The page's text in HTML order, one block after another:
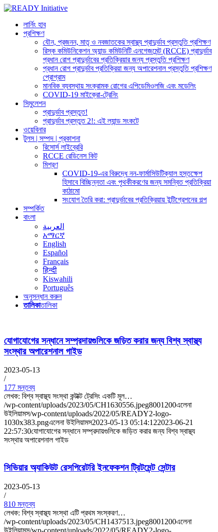
লার্নিং হাব
প্রশিক্ষণ
যৌন, প্রজনন, মাতৃ ও নবজাতকের স্বাস্থ্য প্রাদুর্ভাব প্রস্তুতি প্রশিক্ষণ
রিস্ক কমিউনিকেশন অ্যান্ড কমিউনিটি এনগেজমেন্ট (RCCE) প্রাদুর্ভাব
প্রধান রোগ প্রাদুর্ভাবের প্রতিক্রিয়ার জন্য প্রস্তুতি প্রশিক্ষণ
প্রধান রোগ প্রাদুর্ভাব প্রতিক্রিয়া জন্য অপারেশনাল প্রস্তুতি প্রশিক্ষণ
প্রোগ্রাম
মানবিক ব্যবস্থায় সংক্রামক রোগের এপিডেমিওলজি এবং মডেলিং
COVID-19 মাইক্রো-ট্রেনিং
সিমুলেশন
প্রাদুর্ভাব প্রস্তুত!
প্রাদুর্ভাব প্রস্তুত 2!: এই ল্যান্ড সংকটে
ওয়েবিনার
টুলস | সম্পদ | প্রকাশনা
রিসোর্স লাইব্রেরি
RCCE রেডিনেস কিট
মিশ্রণ
COVID-19-এর বিরুদ্ধে নন-ফার্মাসিউটিক্যাল হস্তক্ষেপ
হিসাবে বিচ্ছিন্নতা এবং পৃথকীকরণের জন্য সমন্বিত প্রতিক্রিয়া
কাঠামো
সংযোগ তৈরি করা: প্রাদুর্ভাবের প্রতিক্রিয়ায় ইন্টিগ্রেশনের গল্প
সম্পর্কিত
বাংলা
العربية
አማርኛ
English
Español
Français
हिन्दी
Kiswahili
Português
অনুসন্ধান করুন
তালিকাতালিকা
যোগাযোগের সন্ধানে সম্প্রদায়গুলিকে জড়িত করার জন্য বিশ্ব স্বাস্থ্য
সংস্থার অপারেশনাল গাইড
2023-05-13
/
177 মন্তব্য
লেখক: বিশ্ব স্বাস্থ্য সংস্থা কন্টাক্ট ট্রেসিং একটি মূল…
/wp-content/uploads/2023/05/CH1630556.jpeg8001200এলেনা
উইলিয়ামস/wp-content/uploads/2022/05/READY2-logo-
1030x383.pngএলেনা উইলিয়ামস2023-05-13 05:14:122023-06-21
22:57:30যোগাযোগের সন্ধানে সম্প্রদায়গুলিকে জড়িত করার জন্য বিশ্ব স্বাস্থ্য
সংস্থার অপারেশনাল গাইড
সিভিয়ার অ্যাকিউট রেসপিরেটরি ইনফেকশন ট্রিটমেন্ট সেন্টার
2023-05-13
/
810 মন্তব্য
লেখক: বিশ্ব স্বাস্থ্য সংস্থা এটি প্রথম সংস্করণ…
/wp-content/uploads/2023/05/CH1437513.jpeg8001200এলেনা
উইলিয়ামস/wp-content/uploads/2022/05/READY2-logo-